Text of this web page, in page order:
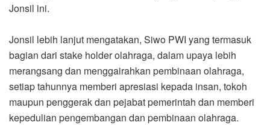
Jonsil ini.
Jonsil lebih lanjut mengatakan, Siwo PWI yang termasuk
bagian dari stake holder olahraga, dalam upaya lebih
merangsang dan menggairahkan pembinaan olahraga,
setiap tahunnya memberi apresiasi kepada insan, tokoh
maupun penggerak dan pejabat pemerintah dan memberi
kepedulian pengembangan dan pembinaan olahraga.